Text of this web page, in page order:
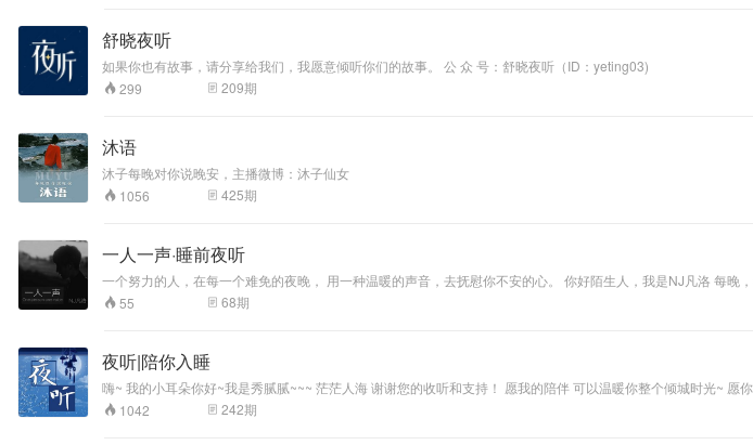
舒晓夜听
如果你也有故事，请分享给我们，我愿意倾听你们的故事。 公 众 号：舒晓夜听（ID：yeting03)
299
209期
沐语
沐子每晚对你说晚安，主播微博：沐子仙女
1056
425期
一人一声·睡前夜听
一个努力的人，在每一个难免的夜晚， 用一种温暖的声音，去抚慰你不安的心。 你好陌生人，我是NJ凡洛 每晚
为你开启了。 有什么想对我说的可以发私信给我。
55 68期
夜听|陪你入睡
1042
242期